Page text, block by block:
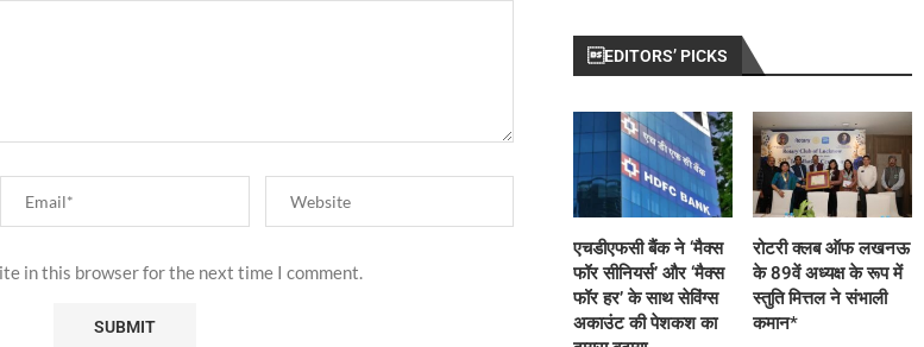
in this browser for the next time I comment.
EDITORS’ PICKS
एचडीएफसी बैंक ने ‘मैक्स
फॉर सीनियर्स’ और ‘मैक्स
फॉर हर’ के साथ सेविंग्स
अकाउंट की पेशकश का
रोटरी क्लब ऑफ लखनऊ
के 89वें अध्यक्ष के रूप में
स्तुति मित्तल ने संभाली
कमान*